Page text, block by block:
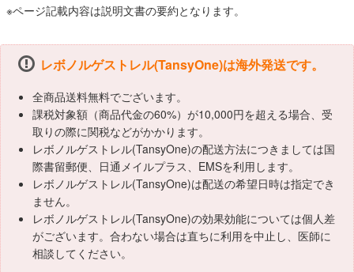
※ページ記載内容は説明文書の要約となります。
レボノルゲストレル(TansyOne)は海外発送です。
全商品送料無料でございます。
課税対象額（商品代金の60%）が10,000円を超える場合、受
取りの際に関税などがかかります。
レボノルゲストレル(TansyOne)の配送方法につきましては国
際書留郵便、日通メイルプラス、EMSを利用します。
レボノルゲストレル(TansyOne)は配送の希望日時は指定でき
ません。
レボノルゲストレル(TansyOne)の効果効能については個人差
がございます。合わない場合は直ちに利用を中止し、医師に
相談してください。